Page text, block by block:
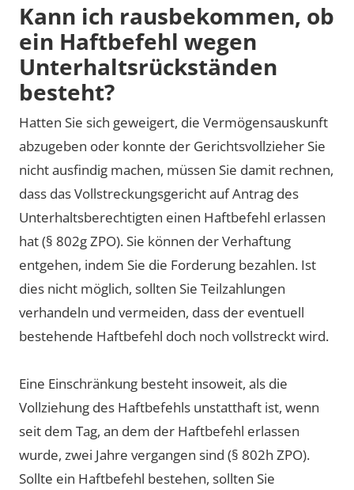
Kann ich rausbekommen, ob
ein Haftbefehl wegen
Unterhaltsrückständen
besteht?
Hatten Sie sich geweigert, die Vermögensauskunft
abzugeben oder konnte der Gerichtsvollzieher Sie
nicht ausfindig machen, müssen Sie damit rechnen,
dass das Vollstreckungsgericht auf Antrag des
Unterhaltsberechtigten einen Haftbefehl erlassen
hat (§ 802g ZPO). Sie können der Verhaftung
entgehen, indem Sie die Forderung bezahlen. Ist
dies nicht möglich, sollten Sie Teilzahlungen
verhandeln und vermeiden, dass der eventuell
bestehende Haftbefehl doch noch vollstreckt wird.
Eine Einschränkung besteht insoweit, als die
Vollziehung des Haftbefehls unstatthaft ist, wenn
seit dem Tag, an dem der Haftbefehl erlassen
wurde, zwei Jahre vergangen sind (§ 802h ZPO).
Sollte ein Haftbefehl bestehen, sollten Sie